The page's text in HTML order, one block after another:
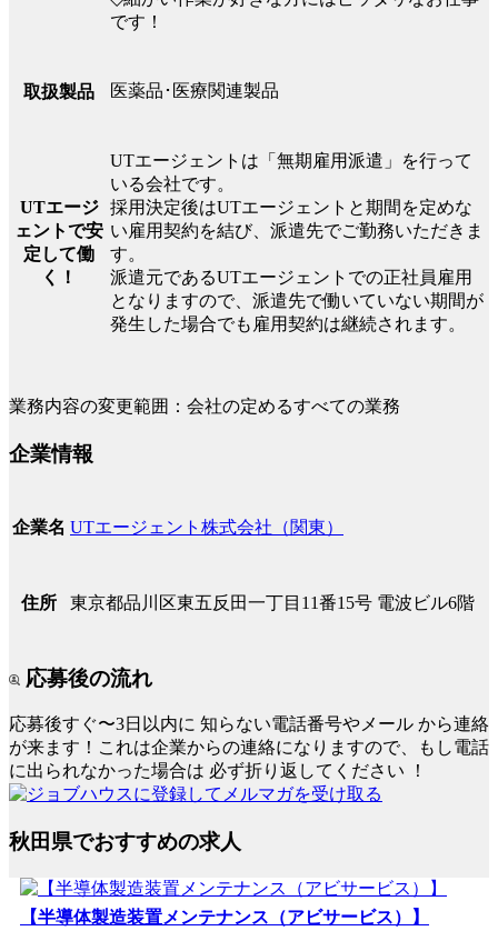
です！
取扱製品 医薬品･医療関連製品
UTエージ
ェントで安
定して働
く！
UTエージェントは「無期雇用派遣」を行って
いる会社です。
採用決定後はUTエージェントと期間を定めな
い雇用契約を結び、派遣先でご勤務いただきま
す。
派遣元であるUTエージェントでの正社員雇用
となりますので、派遣先で働いていない期間が
発生した場合でも雇用契約は継続されます。
業務内容の変更範囲：会社の定めるすべての業務
企業情報
企業名 UTエージェント株式会社（関東）
住所 東京都品川区東五反田一丁目11番15号 電波ビル6階
応募後の流れ
応募後すぐ〜3日以内に 知らない電話番号やメール から連絡
が来ます！これは企業からの連絡になりますので、もし電話
に出られなかった場合は 必ず折り返してください ！
秋田県でおすすめの求人
【半導体製造装置メンテナンス（アビサービス）】